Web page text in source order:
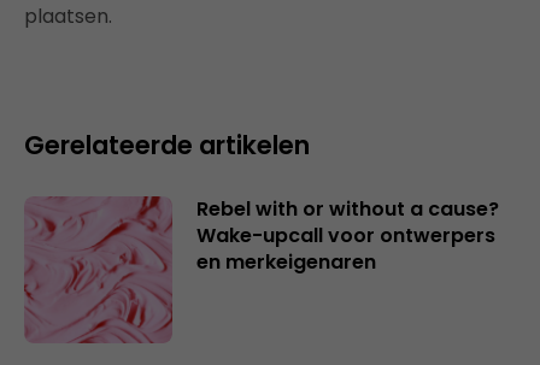
plaatsen.
Gerelateerde artikelen
Rebel with or without a cause?
Wake-upcall voor ontwerpers
en merkeigenaren